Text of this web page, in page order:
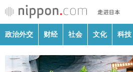
政治外交 财经 社会 文化 科技